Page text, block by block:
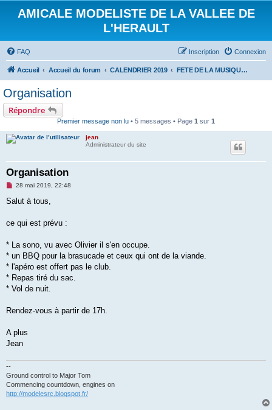
AMICALE MODELISTE DE LA VALLEE DE
L'HERAULT
FAQ Connexion
Inscription
Accueil Accueil du forum CALENDRIER 2019 FETE DE LA MUSIQUE AU MAS : 21 JUIN 2019
Organisation
Répondre
Premier message non lu • 5 messages • Page 1 sur 1
jean
Administrateur du site
Organisation
M
s
g
o
l
u
28 mai 2019, 22:48
Salut à tous,
ce qui est prévu :
* La sono, vu avec Olivier il s'en occupe.
* un BBQ pour la brasucade et ceux qui ont de la viande.
* l'apéro est offert pas le club.
* Repas tiré du sac.
* Vol de nuit.
Rendez-vous à partir de 17h.
A plus
Jean
--
Ground control to Major Tom
Commencing countdown, engines on
http://modelesrc.blogspot.fr/